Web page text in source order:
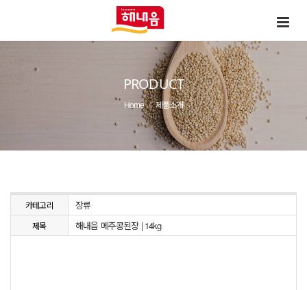
PRODUCT
Home 제품소개
카테고리 장류
제목 해내음 메주콩된장 | 14kg